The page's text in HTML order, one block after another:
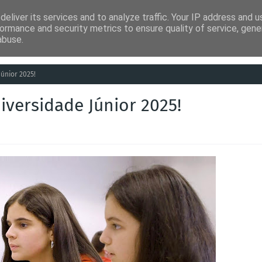
Análises Entretenimento Humor Saúde
2025!
Júnior 2025!
its services and to analyze traffic. Your IP address and
and security metrics to ensure quality of service,